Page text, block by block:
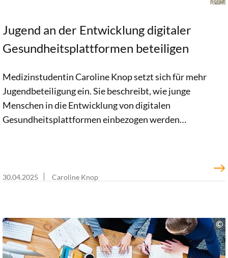
Jugend an der Entwicklung digitaler
Gesundheitsplattformen beteiligen
Medizinstudentin Caroline Knop setzt sich für mehr
Jugendbeteiligung ein. Sie beschreibt, wie junge
Menschen in die Entwicklung von digitalen
Gesundheitsplattformen einbezogen werden
30.04.2025 Caroline Knop